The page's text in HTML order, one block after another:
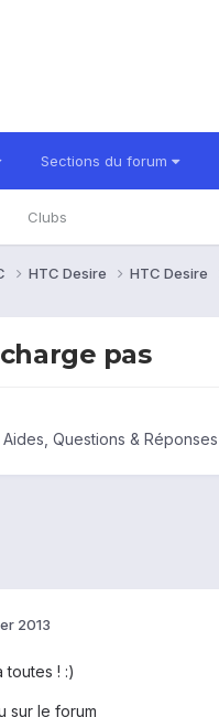
Sections du forum
Clubs
HTC Desire HTC Desire
pas
Questions & Réponses
2013
toutes ! :)
sur le forum